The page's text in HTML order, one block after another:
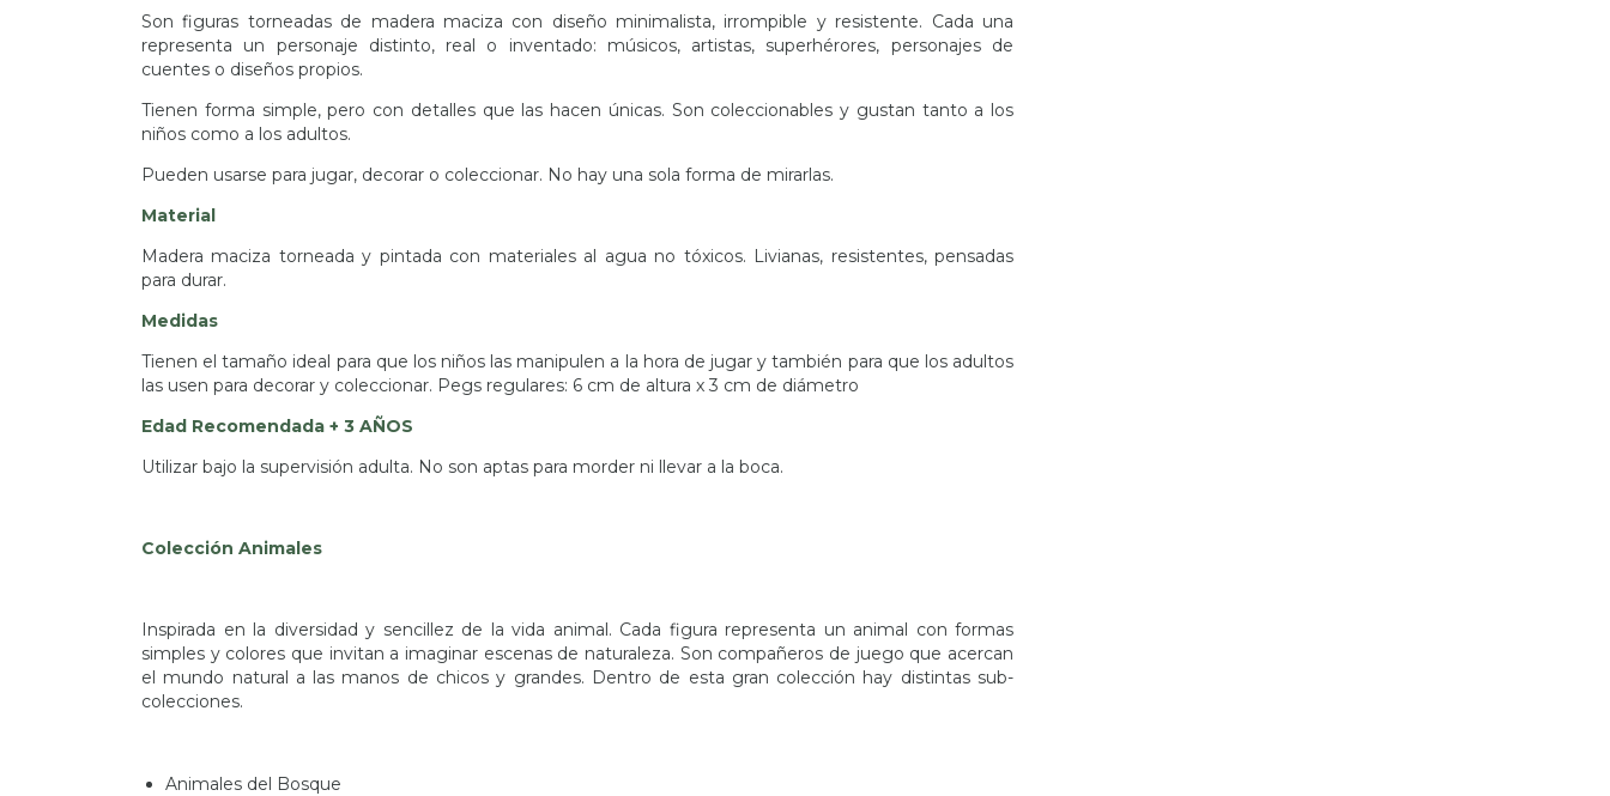
Son figuras torneadas de madera maciza con diseño minimalista, irrompible y resistente. Cada una
representa un personaje distinto, real o inventado: músicos, artistas, superhérores, personajes de
cuentes o diseños propios.
Tienen forma simple, pero con detalles que las hacen únicas. Son coleccionables y gustan tanto a los
niños como a los adultos.
Pueden usarse para jugar, decorar o coleccionar. No hay una sola forma de mirarlas.
Material
Madera maciza torneada y pintada con materiales al agua no tóxicos. Livianas, resistentes, pensadas
para durar.
Medidas
Tienen el tamaño ideal para que los niños las manipulen a la hora de jugar y también para que los adultos
las usen para decorar y coleccionar. Pegs regulares: 6 cm de altura x 3 cm de diámetro
Edad Recomendada + 3 AÑOS
Utilizar bajo la supervisión adulta. No son aptas para morder ni llevar a la boca.
Colección Animales
Inspirada en la diversidad y sencillez de la vida animal. Cada figura representa un animal con formas
simples y colores que invitan a imaginar escenas de naturaleza. Son compañeros de juego que acercan
el mundo natural a las manos de chicos y grandes. Dentro de esta gran colección hay distintas sub-
colecciones.
Animales del Bosque